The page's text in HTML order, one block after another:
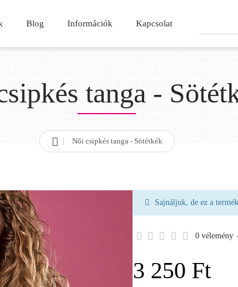
Blog Információk Kapcsolat
tanga -
h
Női csipkés tanga - Sötétkék
Sajnáljuk, de ez a
0 vélemény
3 250 Ft